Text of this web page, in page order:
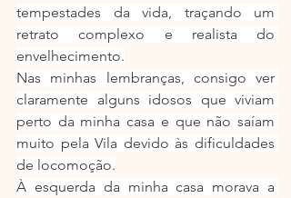
tempestades da vida, traçando um
retrato complexo e realista do
envelhecimento.
Nas minhas lembranças, consigo ver
claramente alguns idosos que viviam
perto da minha casa e que não saíam
muito pela Vila devido às dificuldades
de locomoção.
À esquerda da minha casa morava a